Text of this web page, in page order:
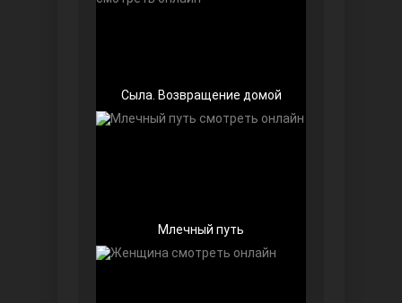
Беззащитные
Сыла. Возвращение домой
Млечный путь